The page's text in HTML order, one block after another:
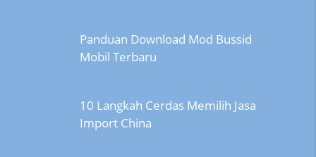
Panduan Download Mod Bussid
Mobil Terbaru
10 Langkah Cerdas Memilih Jasa
Import China